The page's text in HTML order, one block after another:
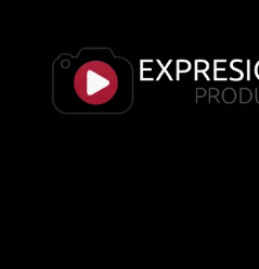
contenido